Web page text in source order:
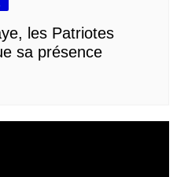
les Patriotes
sa présence